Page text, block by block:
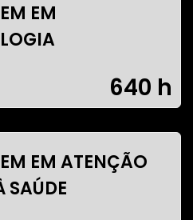
EM
640 h
EM ATENÇÃO
SAÚDE